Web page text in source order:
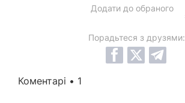
Додати до обраного
Порадьтеся з друзями:
Коментарі • 1